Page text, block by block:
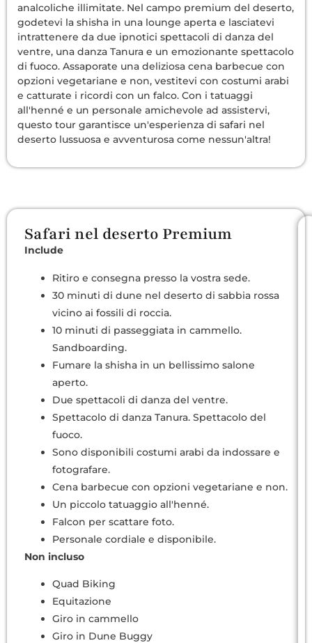
analcoliche illimitate. Nel campo premium del deserto,
godetevi la shisha in una lounge aperta e lasciatevi
intrattenere da due ipnotici spettacoli di danza del
ventre, una danza Tanura e un emozionante spettacolo
di fuoco. Assaporate una deliziosa cena barbecue con
opzioni vegetariane e non, vestitevi con costumi arabi
e catturate i ricordi con un falco. Con i tatuaggi
all'henné e un personale amichevole ad assistervi,
questo tour garantisce un'esperienza di safari nel
deserto lussuosa e avventurosa come nessun'altra!
Safari nel deserto Premium
Include
Ritiro e consegna presso la vostra sede.
30 minuti di dune nel deserto di sabbia rossa
vicino ai fossili di roccia.
10 minuti di passeggiata in cammello.
Sandboarding.
Fumare la shisha in un bellissimo salone
aperto.
Due spettacoli di danza del ventre.
Spettacolo di danza Tanura. Spettacolo del
fuoco.
Sono disponibili costumi arabi da indossare e
fotografare.
Cena barbecue con opzioni vegetariane e non.
Un piccolo tatuaggio all'henné.
Falcon per scattare foto.
Personale cordiale e disponibile.
Non incluso
Quad Biking
Equitazione
Giro in cammello
Giro in Dune Buggy